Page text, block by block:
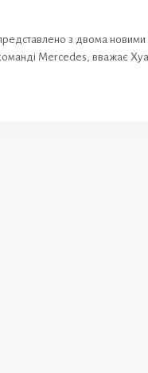
з двома новими
Mercedes, вважає